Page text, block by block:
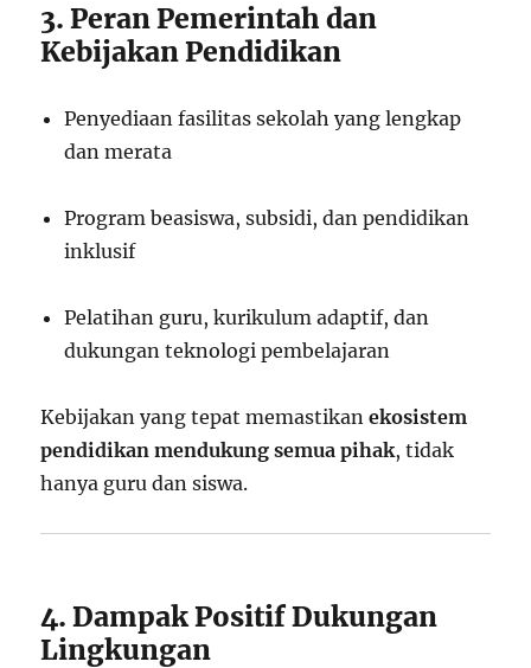
3. Peran Pemerintah dan
Kebijakan Pendidikan
Penyediaan fasilitas sekolah yang lengkap
dan merata
Program beasiswa, subsidi, dan pendidikan
inklusif
Pelatihan guru, kurikulum adaptif, dan
dukungan teknologi pembelajaran
Kebijakan yang tepat memastikanekosistem
pendidikan mendukung semua pihak, tidak
hanya guru dan siswa.
4. Dampak Positif Dukungan
Lingkungan